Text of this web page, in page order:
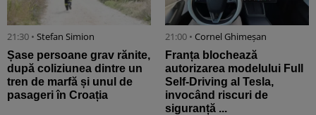
21:30 • Stefan Simion
Șase persoane grav rănite,
după coliziunea dintre un
tren de marfă și unul de
pasageri în Croația
21:00 • Cornel Ghimeșan
Franța blochează
autorizarea modelului Full
Self-Driving al Tesla,
invocând riscuri de
siguranță ...